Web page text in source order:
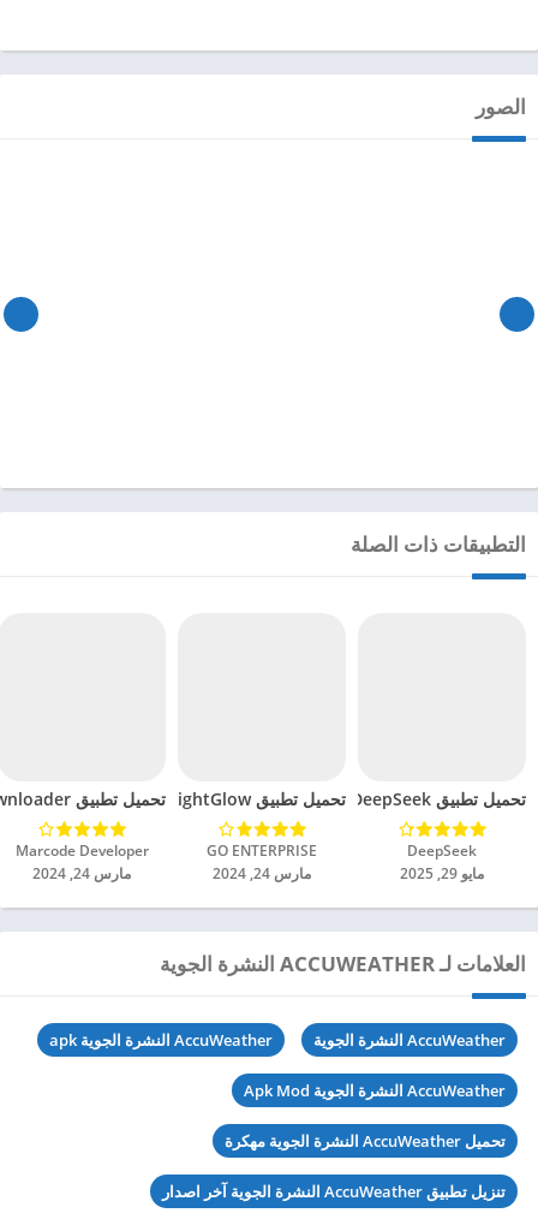
الصور
التطبيقات ذات الصلة
تحميل تطبيق DeepSeek مهكر للاندرويد 2025
DeepSeek‏
مايو 29, 2025
تحميل تطبيق BrightGlow مهكر للاندرويد 2024
GO ENTERPRISE‏
مارس 24, 2024
تحميل تطبيق mp4 video downloader مهكر للاندرويد 2024
Marcode Developer‏
مارس 24, 2024
العلامات لـ ACCUWEATHER النشرة الجوية
AccuWeather النشرة الجوية AccuWeather النشرة الجوية apk
AccuWeather النشرة الجوية Apk Mod
تحميل AccuWeather النشرة الجوية مهكرة
تنزيل تطبيق AccuWeather النشرة الجوية آخر اصدار